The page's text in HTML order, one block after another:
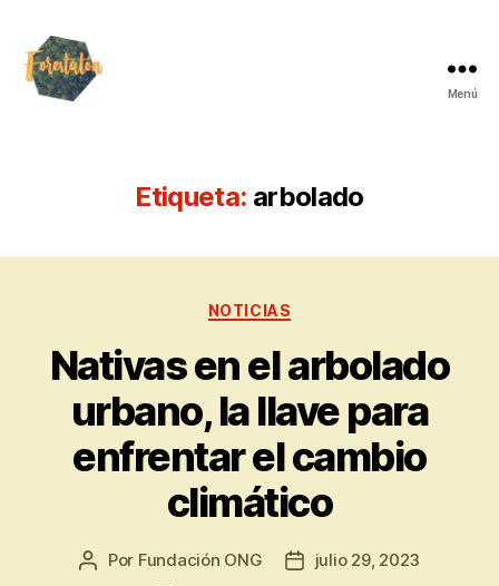
Menú
Etiqueta: arbolado
NOTICIAS
Nativas en el arbolado
urbano, la llave para
enfrentar el cambio
climático
Por Fundación ONG
julio 29, 2023